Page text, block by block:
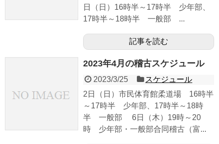
日（日）16時半～17時半 少年部、
17時半～18時半 一般部 ...
記事を読む
2023年4月の稽古スケジュール
2023/3/25
スケジュール
2日（日）市民体育館柔道場 16時半
～17時半 少年部、17時半～18時
半 一般部 6日（木）19時～20
時 少年部・一般部合同稽古（富...